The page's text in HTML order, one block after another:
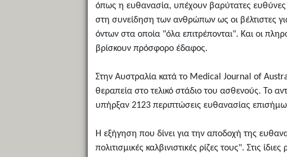
όπως η ευθανασία, υπέχουν βαρύτατες ευθύνες
στη συνείδηση των ανθρώπων ως οι βέλτιστες
όντων στα οποία "όλα επιτρέπονται". Και οι
βρίσκουν πρόσφορο έδαφος.
Στην Αυστραλία κατά το Medical Journal of
θεραπεία στο τελικό στάδιο του ασθενούς. Το
υπήρξαν 2123 περιπτώσεις ευθανασίας
Η εξήγηση που δίνει για την αποδοχή της
πολιτισμικές καλβινιστικές ρίζες τους". Στις